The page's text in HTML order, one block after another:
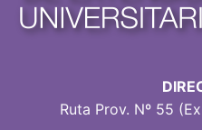
Ruta Prov. Nº 55